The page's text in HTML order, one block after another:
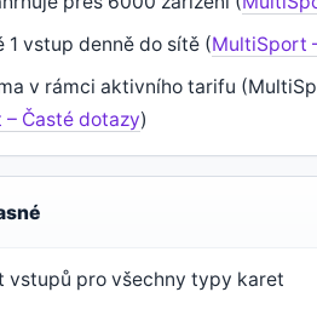
1 vstup denně do sítě (MultiSport
v rámci aktivního tarifu
Časté dotazy)
vstupů pro všechny typy karet